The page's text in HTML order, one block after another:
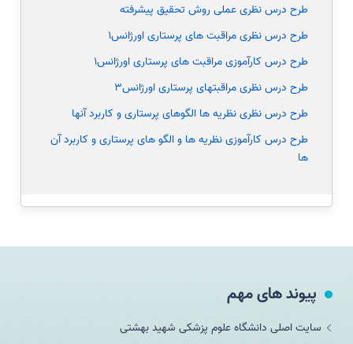
طرح درس نظری عملی روش تحقیق پیشرفته
طرح درس نظری مراقبت های پرستاری اورژانس1
طرح درس کارآموزی مراقبت های پرستاری اورژانس1
طرح درس نظری مراقبتهای پرستاری اورژانس3
طرح درس نظری نظریه ها الگوهای پرستاری و کاربرد آنها
طرح درس کارآموزی نظریه ها و الگو های پرستاری و کاربرد آن
ها
پیوند های مهم
سایت اصلی دانشگاه علوم پزشکی شهید بهشتی